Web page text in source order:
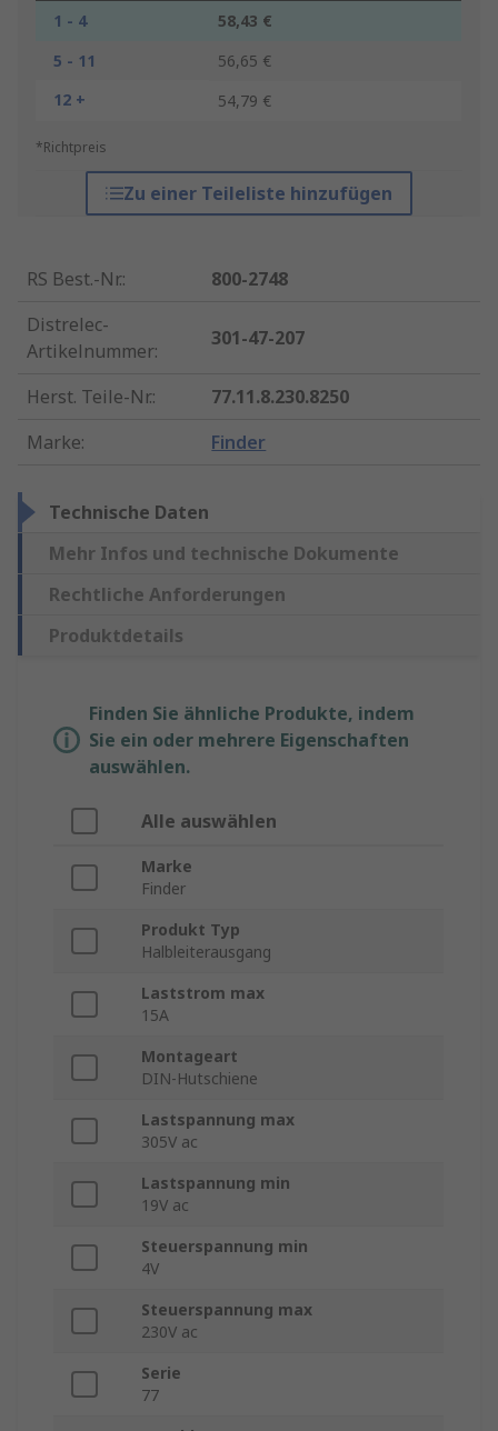
1 - 4
58,43 €
5 - 11
56,65 €
12 +
54,79 €
*Richtpreis
Zu einer Teileliste hinzufügen
RS Best.-Nr.:
800-2748
Distrelec-
Artikelnummer:
301-47-207
Herst. Teile-Nr.:
77.11.8.230.8250
Marke: Finder
Technische Daten
Mehr Infos und technische Dokumente
Rechtliche Anforderungen
Produktdetails
Finden Sie ähnliche Produkte, indem
Sie ein oder mehrere Eigenschaften
auswählen.
Alle auswählen
Marke
Finder
Produkt Typ
Halbleiterausgang
Laststrom max
15A
Montageart
DIN-Hutschiene
Lastspannung max
305V ac
Lastspannung min
19V ac
Steuerspannung min
4V
Steuerspannung max
230V ac
Serie
77